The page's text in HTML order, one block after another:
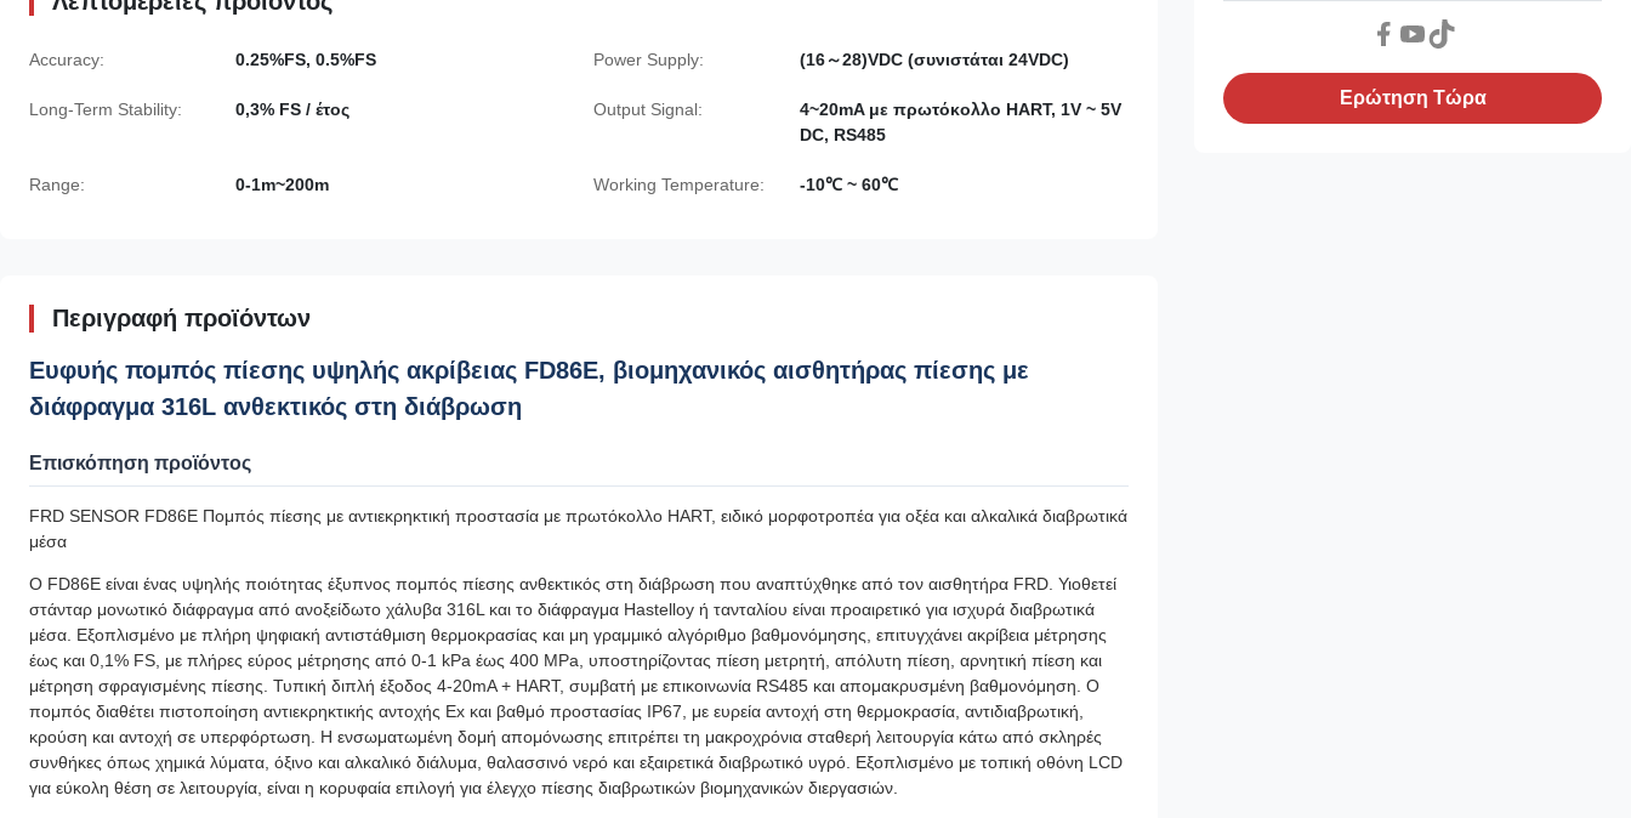
Accuracy: 0.25%FS, 0.5%FS Power Supply: (16～28)VDC (συνιστάται 24VDC)
Long-Term Stability: 0,3% FS / έτος Output Signal:
4~20mA με πρωτόκολλο HART, 1V ~ 5V
DC, RS485
Range: 0-1m~200m Working Temperature: -10℃ ~ 60℃
Περιγραφή προϊόντων
Ευφυής πομπός πίεσης υψηλής ακρίβειας FD86E, βιομηχανικός αισθητήρας πίεσης με
διάφραγμα 316L ανθεκτικός στη διάβρωση
Επισκόπηση προϊόντος
FRD SENSOR FD86E Πομπός πίεσης με αντιεκρηκτική προστασία με πρωτόκολλο HART, ειδικό μορφοτροπέα για οξέα και αλκαλικά διαβρωτικά
μέσα
Ο FD86E είναι ένας υψηλής ποιότητας έξυπνος πομπός πίεσης ανθεκτικός στη διάβρωση που αναπτύχθηκε από τον αισθητήρα FRD. Υιοθετεί
στάνταρ μονωτικό διάφραγμα από ανοξείδωτο χάλυβα 316L και το διάφραγμα Hastelloy ή τανταλίου είναι προαιρετικό για ισχυρά διαβρωτικά
μέσα. Εξοπλισμένο με πλήρη ψηφιακή αντιστάθμιση θερμοκρασίας και μη γραμμικό αλγόριθμο βαθμονόμησης, επιτυγχάνει ακρίβεια μέτρησης
έως και 0,1% FS, με πλήρες εύρος μέτρησης από 0-1 kPa έως 400 MPa, υποστηρίζοντας πίεση μετρητή, απόλυτη πίεση, αρνητική πίεση και
μέτρηση σφραγισμένης πίεσης. Τυπική διπλή έξοδος 4-20mA + HART, συμβατή με επικοινωνία RS485 και απομακρυσμένη βαθμονόμηση. Ο
πομπός διαθέτει πιστοποίηση αντιεκρηκτικής αντοχής Ex και βαθμό προστασίας IP67, με ευρεία αντοχή στη θερμοκρασία, αντιδιαβρωτική,
κρούση και αντοχή σε υπερφόρτωση. Η ενσωματωμένη δομή απομόνωσης επιτρέπει τη μακροχρόνια σταθερή λειτουργία κάτω από σκληρές
συνθήκες όπως χημικά λύματα, όξινο και αλκαλικό διάλυμα, θαλασσινό νερό και εξαιρετικά διαβρωτικό υγρό. Εξοπλισμένο με τοπική οθόνη LCD
για εύκολη θέση σε λειτουργία, είναι η κορυφαία επιλογή για έλεγχο πίεσης διαβρωτικών βιομηχανικών διεργασιών.
Ερώτηση Τώρα